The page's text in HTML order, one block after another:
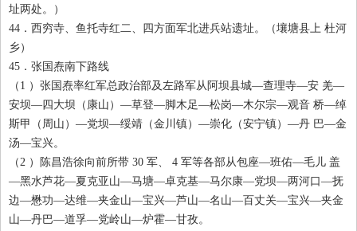
址两处。）
44 ．西穷寺、鱼托寺红二、四方面军北进兵站遗址。（壤塘县上 杜河
乡）
45 ．张国焘南下路线
（ 1 ）张国焘率红军总政治部及左路军从阿坝县城—查理寺—安 羌—
安坝—四大坝（康山）—草登—脚木足—松岗—木尔宗—观音 桥—绰
斯甲（周山）—党坝—绥靖（金川镇）—崇化（安宁镇）—丹 巴—金
汤—宝兴。
（ 2 ）陈昌浩徐向前所带 30 军、 4 军等各部从包座—班佑—毛儿 盖
—黑水芦花—夏克亚山—马塘—卓克基—马尔康—党坝—两河口—抚
边—懋功—达维—夹金山—宝兴—芦山—名山—百丈关—宝兴—夹金
山—丹巴—道孚—党岭山—炉霍—甘孜。